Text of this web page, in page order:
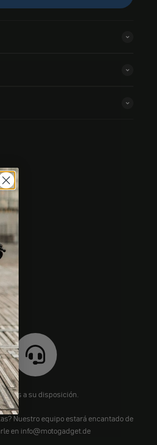
a su disposición.
Nuestro equipo estará encantado de
en info@motogadget.de